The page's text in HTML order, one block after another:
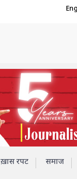
ख़ास रपट समाज